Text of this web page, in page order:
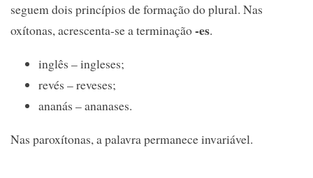
seguem dois princípios de formação do plural. Nas
oxítonas, acrescenta-se a terminação-es.
inglês – ingleses;
revés – reveses;
ananás – ananases.
Nas paroxítonas, a palavra permanece invariável.